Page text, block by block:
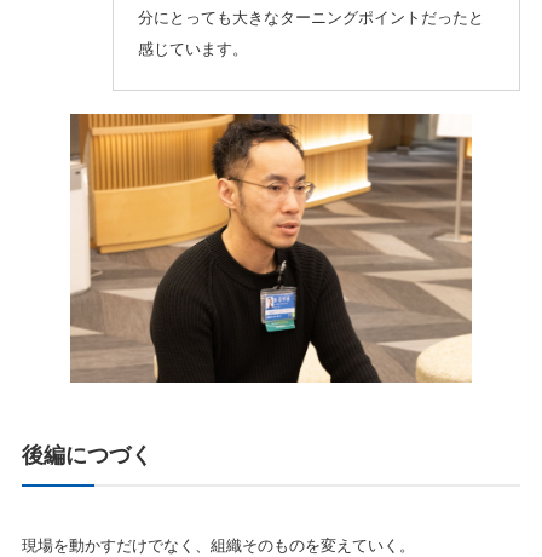
分にとっても大きなターニングポイントだったと
感じています。
後編につづく
現場を動かすだけでなく、組織そのものを変えていく。